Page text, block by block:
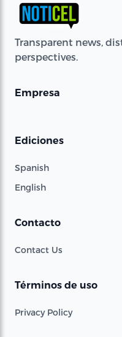
Transparent news,
perspectives.
Empresa
Ediciones
Spanish
English
Contacto
Contact Us
Términos de uso
Privacy Policy